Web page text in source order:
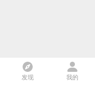
发现 我的